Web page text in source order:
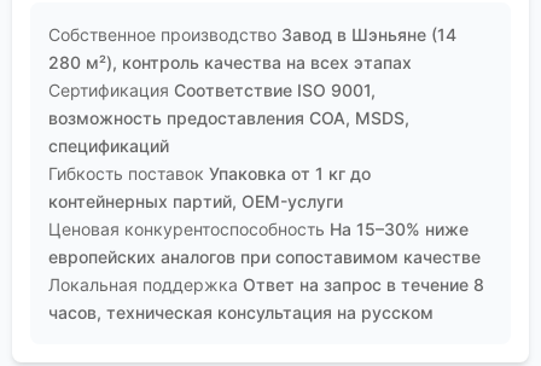
Собственное производство Завод в Шэньяне (14
280 м²), контроль качества на всех этапах
Сертификация Соответствие ISO 9001,
возможность предоставления COA, MSDS,
спецификаций
Гибкость поставок Упаковка от 1 кг до
контейнерных партий, OEM-услуги
Ценовая конкурентоспособность На 15–30% ниже
европейских аналогов при сопоставимом качестве
Локальная поддержка Ответ на запрос в течение 8
часов, техническая консультация на русском